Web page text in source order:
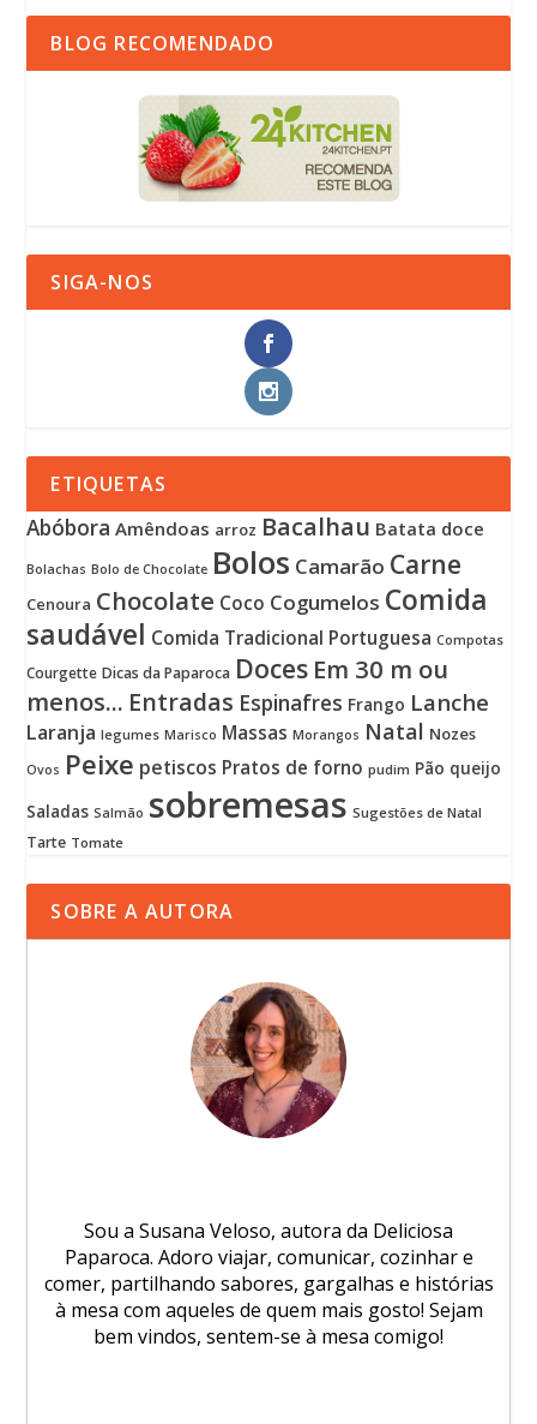
BLOG RECOMENDADO
SIGA-NOS
ETIQUETAS
Abóbora Amêndoas arroz Bacalhau Batata doce
Bolachas Bolo de Chocolate Bolos Camarão Carne
Cenoura Chocolate Coco Cogumelos Comida
saudável Comida Tradicional Portuguesa Compotas
Courgette Dicas da Paparoca Doces Em 30 m ou
menos... Entradas Espinafres Frango Lanche
Laranja legumes Marisco Massas Morangos Natal Nozes
Ovos Peixe petiscos Pratos de forno pudim Pão queijo
Saladas Salmão sobremesas Sugestões de Natal
Tarte Tomate
SOBRE A AUTORA
Sou a Susana Veloso, autora da Deliciosa
Paparoca. Adoro viajar, comunicar, cozinhar e
comer, partilhando sabores, gargalhas e histórias
à mesa com aqueles de quem mais gosto! Sejam
bem vindos, sentem-se à mesa comigo!